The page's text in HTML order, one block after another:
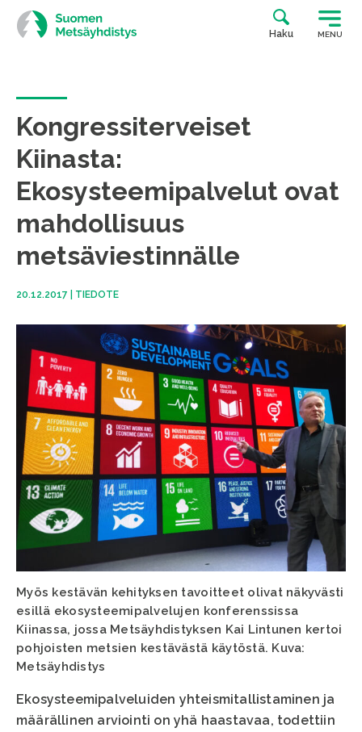
Siirry
suoraan
sisältöön
Haku MENU
Kongressiterveiset
Kiinasta:
Ekosysteemipalvelut ovat
mahdollisuus
metsäviestinnälle
20.12.2017 TIEDOTE
Myös kestävän kehityksen tavoitteet olivat näkyvästi
esillä ekosysteemipalvelujen konferenssissa
Kiinassa, jossa Metsäyhdistyksen Kai Lintunen kertoi
pohjoisten metsien kestävästä käytöstä. Kuva:
Metsäyhdistys
Ekosysteemipalveluiden yhteismitallistaminen ja
määrällinen arviointi on yhä haastavaa, todettiin